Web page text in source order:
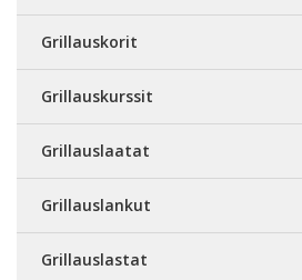
Grillauskorit
Grillauskurssit
Grillauslaatat
Grillauslankut
Grillauslastat